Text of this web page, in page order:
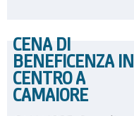
CENA DI
BENEFICENZA IN
CENTRO A
CAMAIORE